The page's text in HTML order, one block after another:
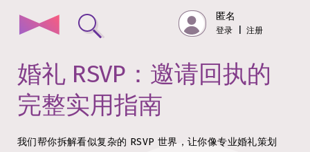
匿名
登录 注册
婚礼 RSVP：邀请回执的
完整实用指南
我们帮你拆解看似复杂的 RSVP 世界，让你像专业婚礼策划